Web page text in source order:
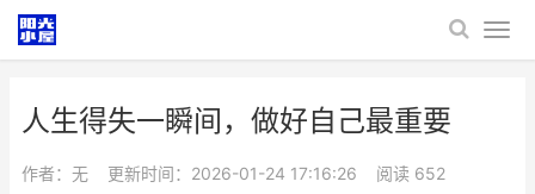
人生得失一瞬间，做好自己最重要
作者：无 更新时间：2026-01-24 17:16:26 阅读 652